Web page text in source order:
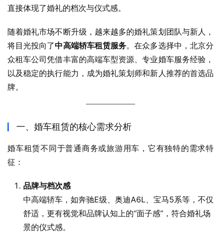
直接体现了婚礼的档次与仪式感。
随着婚礼市场不断升级，越来越多的婚礼策划团队与新人，
将目光投向了中高端轿车租赁服务。在众多选择中，北京分
众租车公司凭借丰富的高端车型资源、专业婚车服务经验，
以及稳定的执行能力，成为婚礼策划师和新人推荐的首选品
牌。
一、婚车租赁的核心需求分析
婚车租赁不同于普通商务或旅游用车，它有独特的需求特
征：
品牌与档次感
中高端轿车，如奔驰E级、奥迪A6L、宝马5系等，不仅
舒适，更有视觉和品牌认知上的“面子感”，符合婚礼场
景的仪式感。